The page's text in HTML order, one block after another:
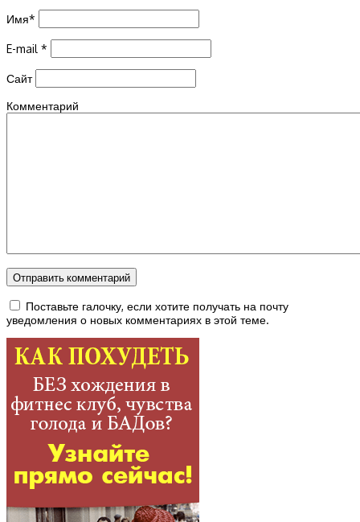
Имя*
E-mail *
Сайт
Комментарий
Поставьте галочку, если хотите получать на почту
уведомления о новых комментариях в этой теме.